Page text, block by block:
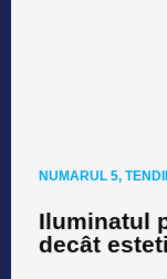
NUMARUL 5,
Iluminatul
decât